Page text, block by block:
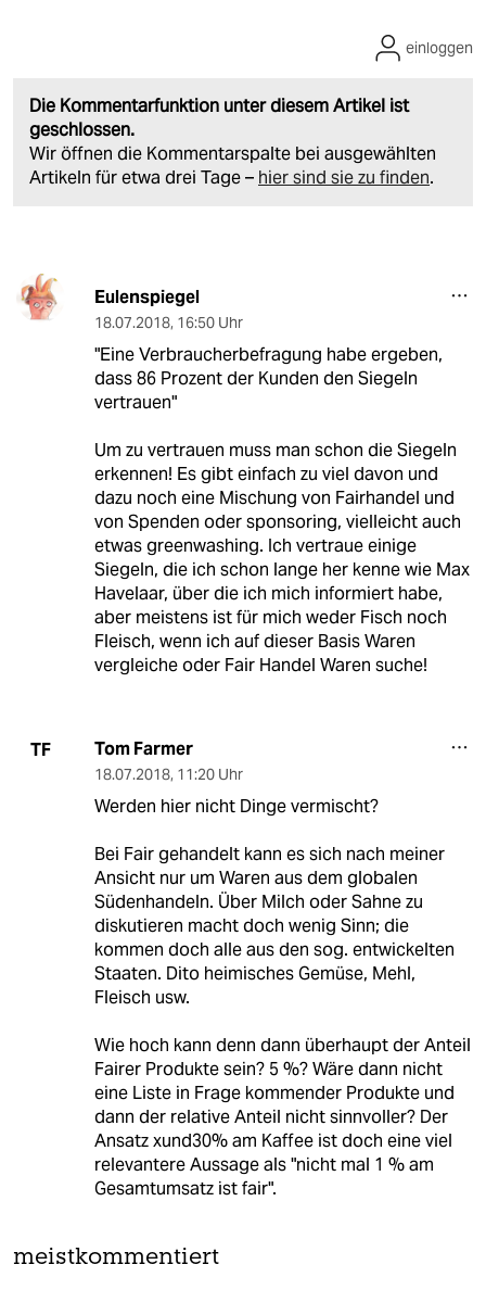
Die Kommentarfunktion unter diesem Artikel ist
geschlossen.
Wir öffnen die Kommentarspalte bei ausgewählten
Artikeln für etwa drei Tage – hier sind sie zu finden.
einloggen
Eulenspiegel
18.07.2018, 16:50 Uhr
"Eine Verbraucherbefragung habe ergeben,
dass 86 Prozent der Kunden den Siegeln
vertrauen"
Um zu vertrauen muss man schon die Siegeln
erkennen! Es gibt einfach zu viel davon und
dazu noch eine Mischung von Fairhandel und
von Spenden oder sponsoring, vielleicht auch
etwas greenwashing. Ich vertraue einige
Siegeln, die ich schon lange her kenne wie Max
Havelaar, über die ich mich informiert habe,
aber meistens ist für mich weder Fisch noch
Fleisch, wenn ich auf dieser Basis Waren
vergleiche oder Fair Handel Waren suche!
TF Tom Farmer
18.07.2018, 11:20 Uhr
Werden hier nicht Dinge vermischt?
Bei Fair gehandelt kann es sich nach meiner
Ansicht nur um Waren aus dem globalen
Südenhandeln. Über Milch oder Sahne zu
diskutieren macht doch wenig Sinn; die
kommen doch alle aus den sog. entwickelten
Staaten. Dito heimisches Gemüse, Mehl,
Fleisch usw.
Wie hoch kann denn dann überhaupt der Anteil
Fairer Produkte sein? 5 %? Wäre dann nicht
eine Liste in Frage kommender Produkte und
dann der relative Anteil nicht sinnvoller? Der
Ansatz xund30% am Kaffee ist doch eine viel
relevantere Aussage als "nicht mal 1 % am
Gesamtumsatz ist fair".
meistkommentiert